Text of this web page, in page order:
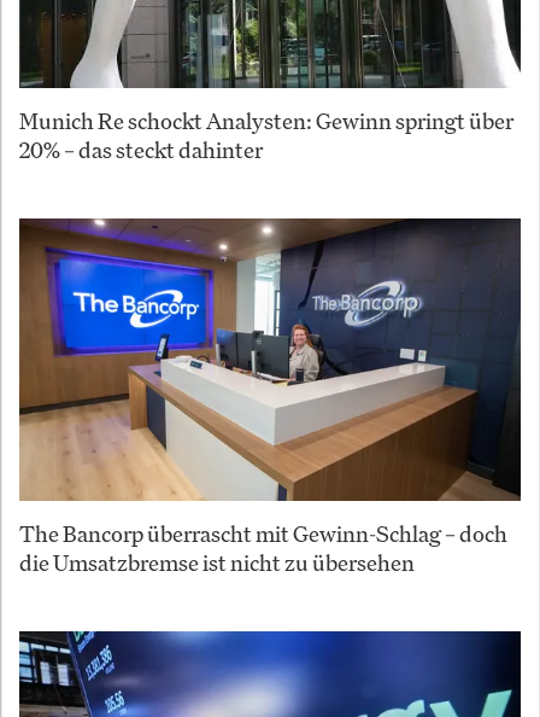
Munich Re schockt Analysten: Gewinn springt über
20% – das steckt dahinter
The Bancorp überrascht mit Gewinn-Schlag – doch
die Umsatzbremse ist nicht zu übersehen